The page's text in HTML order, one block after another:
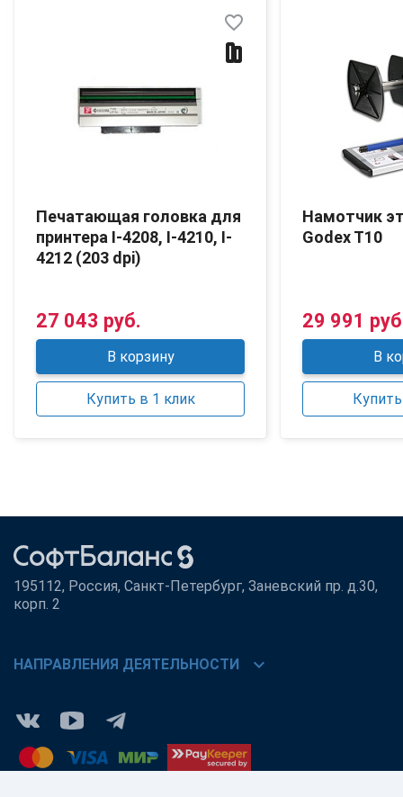
Печатающая головка для
принтера I-4208, I-4210, I-
4212 (203 dpi)
favorite_border
27 043 руб.
В корзину
Купить в 1 клик
Намотчик
Godex T10
29 991
В
195112, Россия, Санкт-Петербург, Заневский пр. д.30,
корп. 2
НАПРАВЛЕНИЯ ДЕЯТЕЛЬНОСТИ chevron_right